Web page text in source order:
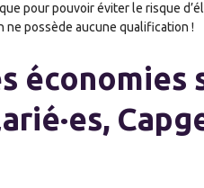
pour pouvoir éviter le risque
ne possède aucune qualification !
économies
es,